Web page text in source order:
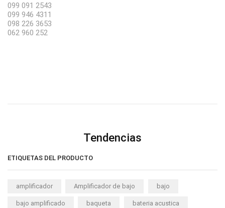
099 091 2543
099 946 4311
098 226 3653
062 960 252
Tendencias
ETIQUETAS DEL PRODUCTO
amplificador Amplificador de bajo bajo
bajo amplificado baqueta bateria acustica